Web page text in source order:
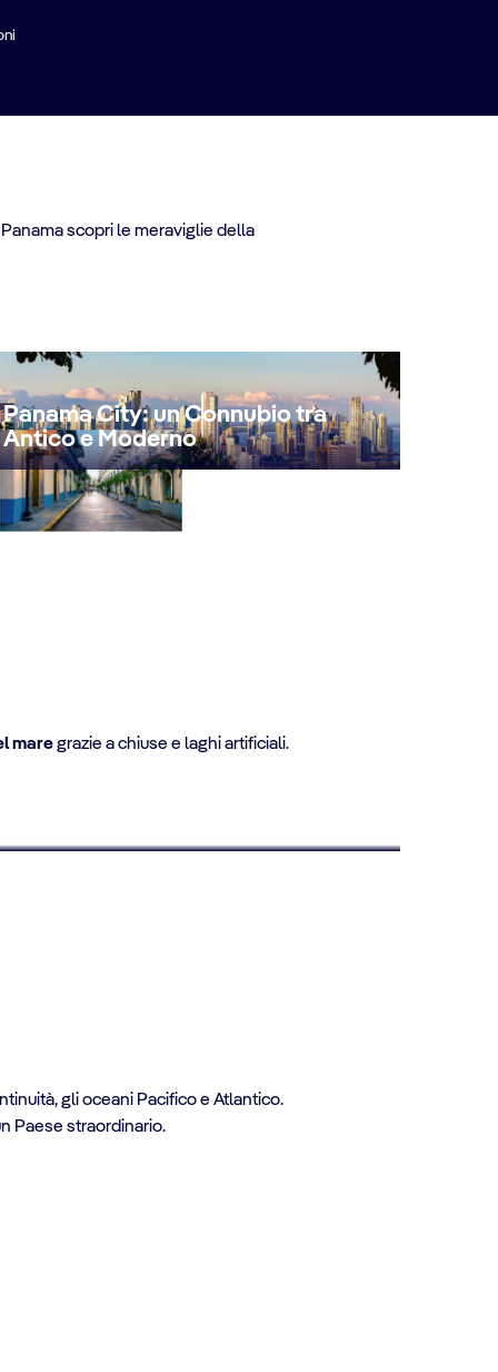
di Panama e
scopri le meraviglie della
Panama City: un Connubio tra
Antico e Moderno
maregrazie a chiuse e laghi artificiali.
gli oceani Pacifico e Atlantico.
Paese straordinario.